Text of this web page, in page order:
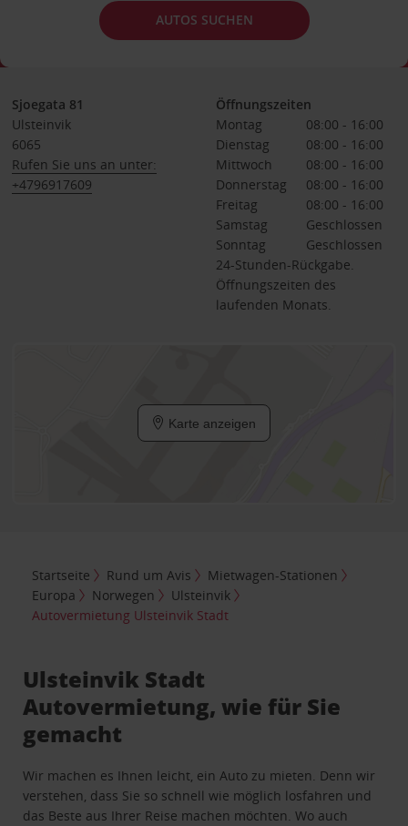
AUTOS SUCHEN
Sjoegata 81
Ulsteinvik
6065
Rufen Sie uns an unter:
+4796917609
Öffnungszeiten
Montag
08:00 - 16:00
Dienstag
08:00 - 16:00
Mittwoch
08:00 - 16:00
Donnerstag
08:00 - 16:00
Freitag
08:00 - 16:00
Samstag
Geschlossen
Sonntag
Geschlossen
24-Stunden-Rückgabe.
Öffnungszeiten des
laufenden Monats.
Karte anzeigen
Startseite Rund um Avis
Mietwagen-Stationen
Europa
Norwegen
Ulsteinvik
Autovermietung Ulsteinvik Stadt
Ulsteinvik Stadt
Autovermietung, wie für Sie
gemacht
Wir machen es Ihnen leicht, ein Auto zu mieten. Denn wir
verstehen, dass Sie so schnell wie möglich losfahren und
das Beste aus Ihrer Reise machen möchten. Wo auch